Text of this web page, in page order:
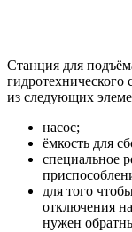
Станция для
гидротехнического
из следующих
насос;
ёмкость для
специальное
для того
отключения
нужен